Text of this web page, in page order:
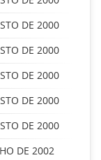
DE 2000
DE 2000
DE 2000
DE 2000
DE 2000
DE 2002